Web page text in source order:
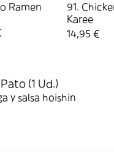
Ramen
91.
Karee
14,95 €
(1 Ud.)
y salsa hoishin